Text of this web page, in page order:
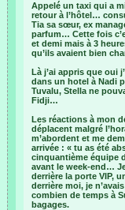
Appelé un taxi qui a
retour à l’hôtel…
Tia sa sœur, ex
parfum… Cette fois
et demi mais à 3
qu’ils avaient bien
Là j’ai appris que oui
dans un hotel à Nadi
Tuvalu, Stella ne
Fidji…
Les réactions à mon
déplacent malgré
m’abordent et me
arrivée : « tu as été
cinquantième équipe
avant le week-end…
derrière la porte VIP,
derrière moi, je
combien de temps à
bagages.